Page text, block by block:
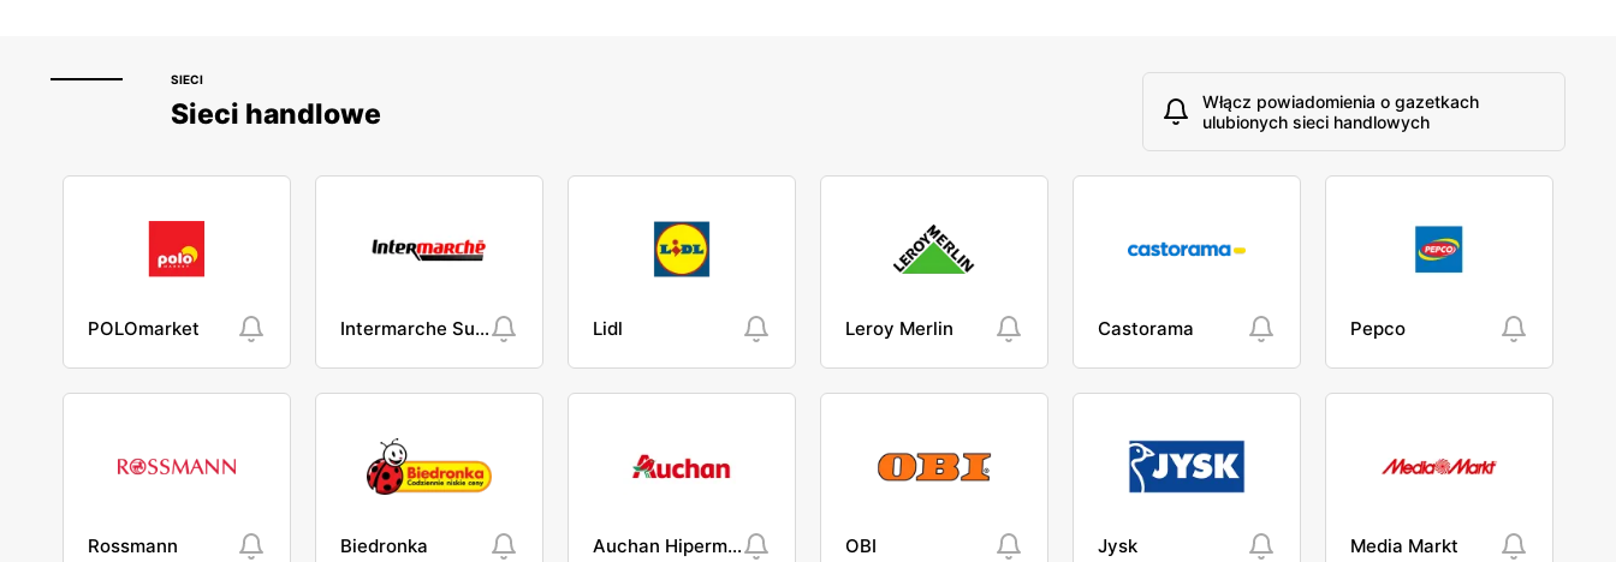
SIECI
Sieci handlowe
Włącz powiadomienia o gazetkach
ulubionych sieci handlowych
POLOmarket Intermarche Super Lidl Leroy Merlin Castorama Pepco
Rossmann Biedronka Auchan Hipermarket OBI Jysk Media Markt